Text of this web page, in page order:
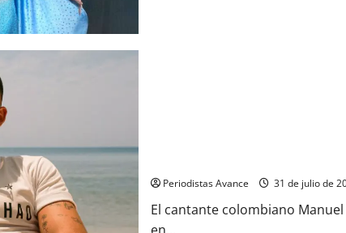
Periodistas Avance 31 de julio de
El cantante colombiano